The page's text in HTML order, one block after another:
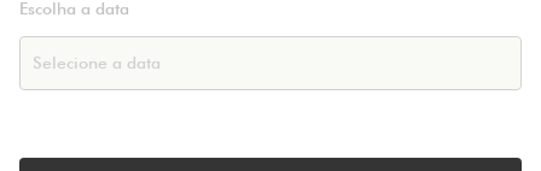
Escolha a data